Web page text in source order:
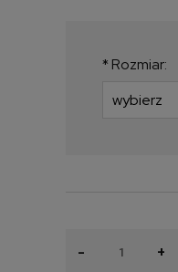
* Rozmiar:
- +